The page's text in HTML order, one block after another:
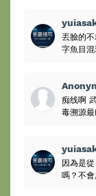
丟臉的
字魚目混
痴线啊
毒溯源
因為是
嗎？不